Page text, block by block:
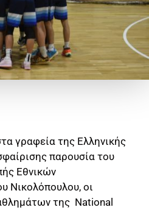
γραφεία της Ελληνικής
παρουσία του
Εθνικών
Νικολόπουλου, οι
της National